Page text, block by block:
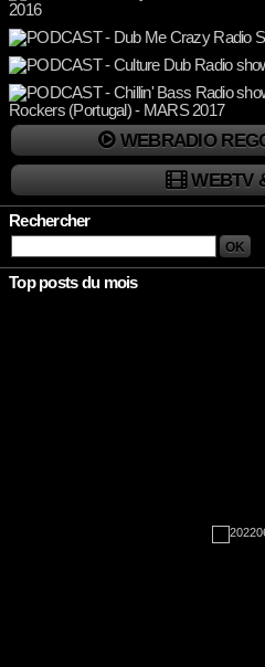
WEBRADIO
WEBTV
Rechercher
Top posts du mois